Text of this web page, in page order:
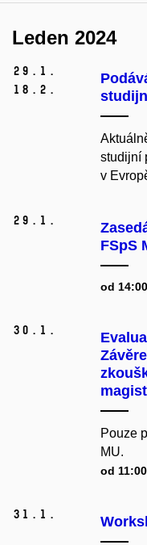
Leden 2024
29. 1.
18. 2.
studijní
v
29. 1.
FSpS
od 14:00
30. 1.
Pouze
MU.
od
31. 1.